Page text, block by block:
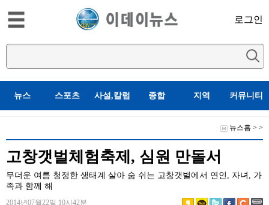
로그인
뉴스 스포츠 사설,칼럼 종합 지역 커뮤니티
뉴스홈 > >
고창갯벌체험축제, 심원 만돌서
무더운 여름 청정한 생태계 살아 숨 쉬는 고창갯벌에서 연인, 자녀, 가
족과 함께 해
2014년07월22일 10시42분